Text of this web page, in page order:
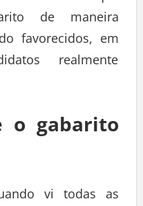
de maneira
favorecidos, em
realmente
o gabarito
vi todas as